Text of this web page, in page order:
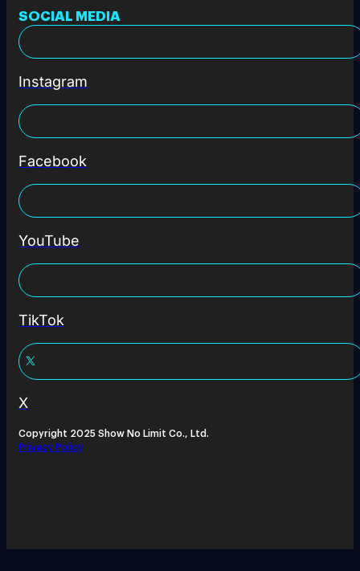
SOCIAL MEDIA
Instagram
Facebook
YouTube
TikTok
X
Copyright 2025 Show No Limit Co., Ltd.
Privacy Policy